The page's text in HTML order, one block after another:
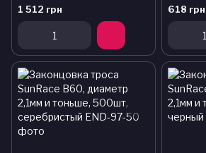
1 512 грн
618 грн